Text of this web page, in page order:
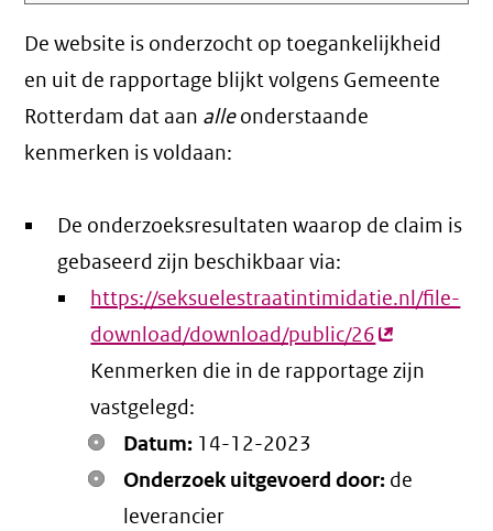
De website is onderzocht op toegankelijkheid
en uit de rapportage blijkt volgens Gemeente
Rotterdam dat aan alleonderstaande
kenmerken is voldaan:
De onderzoeksresultaten waarop de claim is
gebaseerd zijn beschikbaar via:
https://seksuelestraatintimidatie.nl/file-
download/download/public/26(externe
link)
Kenmerken die in de rapportage zijn
vastgelegd:
Datum: 14-12-2023
Onderzoek uitgevoerd door: de
leverancier